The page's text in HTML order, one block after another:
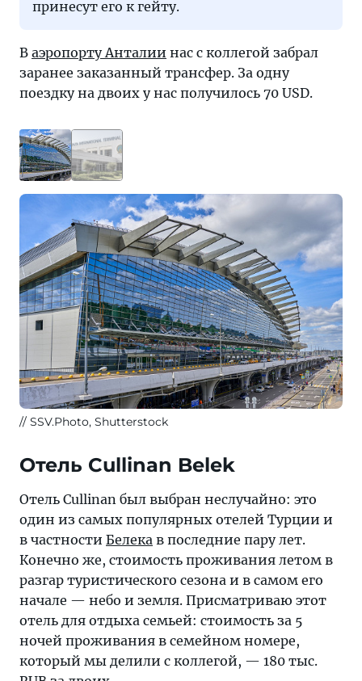
принесут его к гейту.
В аэропорту Анталии нас с коллегой забрал
заранее заказанный трансфер. За одну
поездку на двоих у нас получилось 70 USD.
SSV.Photo, Shutterstock
Отель Cullinan Belek
Отель Cullinan был выбран неслучайно: это
один из самых популярных отелей Турции и
в частности Белека в последние пару лет.
Конечно же, стоимость проживания летом в
разгар туристического сезона и в самом его
начале — небо и земля. Присматриваю этот
отель для отдыха семьей: стоимость за 5
ночей проживания в семейном номере,
который мы делили с коллегой, — 180 тыс.